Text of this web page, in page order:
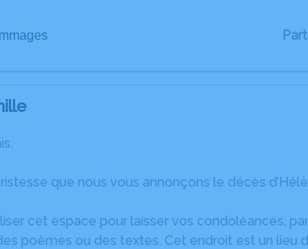
que nous vous annonçons le décès
cet espace pour laisser vos condoléances,
poèmes ou des textes. Cet endroit est un lieu